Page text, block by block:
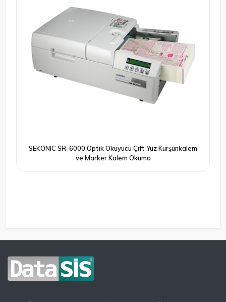
SEKONIC SR-6000 Optik Okuyucu Çift Yüz Kurşunkalem
ve Marker Kalem Okuma